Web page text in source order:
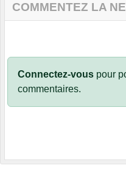
COMMENTEZ LA
Connectez-vous pour
commentaires.